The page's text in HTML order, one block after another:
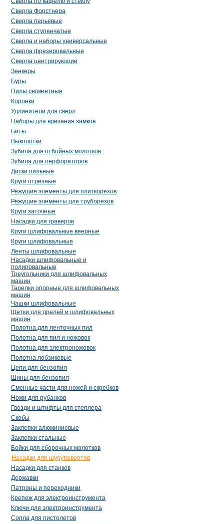
Сверла Форстнера
Сверла перьевые
Сверла ступенчатые
Сверла и наборы универсальные
Сверла фрезеровальные
Сверла центрирующие
Зенкеры
Буры
Пилы сегментные
Коронки
Удлинители для сверл
Наборы для врезания замков
Биты
Выколотки
Зубила для отбойных молотков
Зубила для перфораторов
Диски пильные
Круги отрезные
Режущие элементы для плиткорезов
Режущие элементы для труборезов
Круги заточные
Насадки для граверов
Круги шлифовальные веерные
Круги шлифовальные
Ленты шлифовальные
Насадки шлифовальные и
полировальные
Треугольники для шлифовальных
машин
Тарелки опорные для шлифовальных
машин
Чашки шлифовальные
Щетки для дрелей и шлифовальных
машин
Полотна для ленточных пил
Полотна для пил и ножовок
Полотна для электроножовок
Полотна лобзиковые
Цепи для бензопил
Шины для бензопил
Сменные части для ножей и скребков
Ножи для рубанков
Гвозди и штифты для степлера
Скобы
Заклепки алюминиевые
Заклепки стальные
Бойки для сборочных молотков
Насадки для шуруповертов
Насадки для станков
Державки
Патроны и переходники
Крепеж для электроинструмента
Ключи для электроинструмента
Сопла для пистолетов